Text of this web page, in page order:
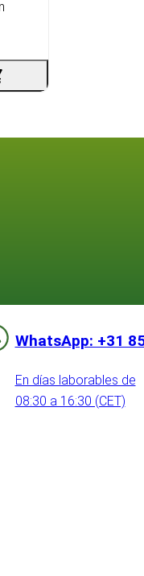
WhatsApp: +31
En días laborables de
08:30 a 16:30 (CET)